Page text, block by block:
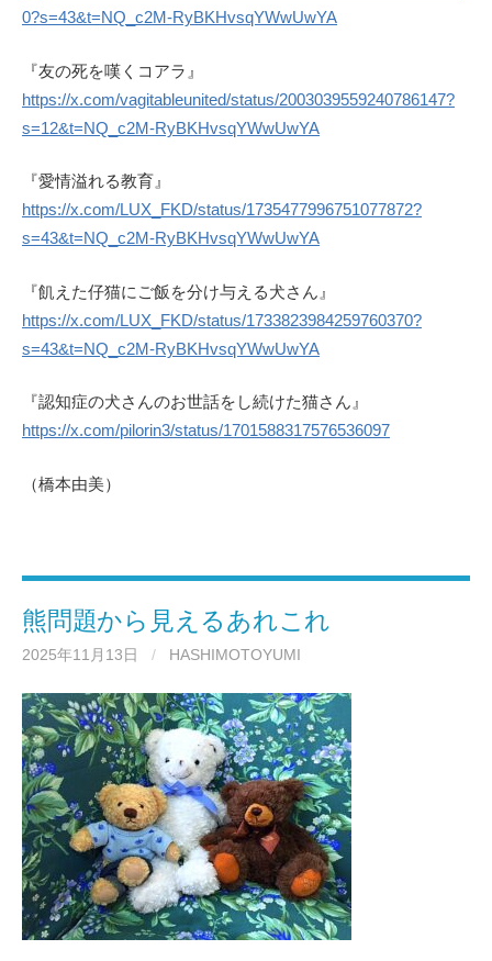
0?s=43&t=NQ_c2M-RyBKHvsqYWwUwYA
『友の死を嘆くコアラ』
https://x.com/vagitableunited/status/2003039559240786147?
s=12&t=NQ_c2M-RyBKHvsqYWwUwYA
『愛情溢れる教育』
https://x.com/LUX_FKD/status/1735477996751077872?
s=43&t=NQ_c2M-RyBKHvsqYWwUwYA
『飢えた仔猫にご飯を分け与える犬さん』
https://x.com/LUX_FKD/status/1733823984259760370?
s=43&t=NQ_c2M-RyBKHvsqYWwUwYA
『認知症の犬さんのお世話をし続けた猫さん』
https://x.com/pilorin3/status/1701588317576536097
（橋本由美）
熊問題から見えるあれこれ
2025年11月13日 / HASHIMOTOYUMI